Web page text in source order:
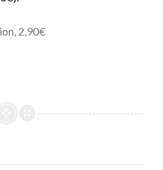
2,90€